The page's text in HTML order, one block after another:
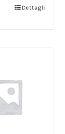
Dettagli